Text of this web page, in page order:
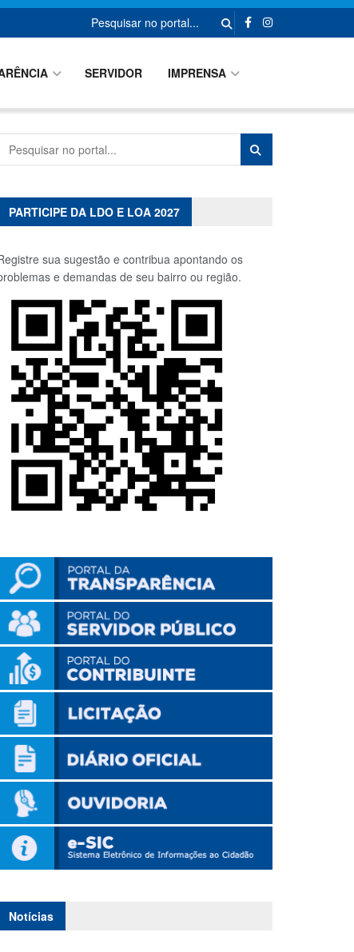
SERVIDOR IMPRENSA
PARTICIPE DA LDO E LOA 2027
sua sugestão e contribua apontando os
e demandas de seu bairro ou região.
Notícias